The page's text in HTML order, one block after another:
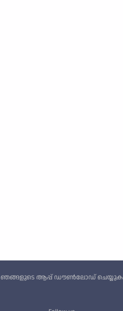
Custom footer
ഞങ്ങളുടെ ആപ്പ് ഡൗൺലോഡ് ചെയ്യുക